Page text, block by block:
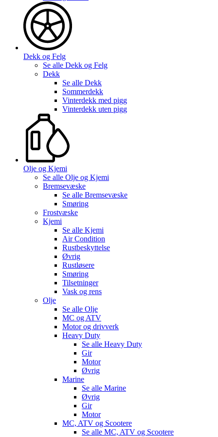
Dekk og Felg
Se alle Dekk og Felg
Dekk
Se alle Dekk
Sommerdekk
Vinterdekk med pigg
Vinterdekk uten pigg
Olje og Kjemi
Se alle Olje og Kjemi
Bremsevæske
Se alle Bremsevæske
Smøring
Frostvæske
Kjemi
Se alle Kjemi
Air Condition
Rustbeskyttelse
Øvrig
Rustløsere
Smøring
Tilsetninger
Vask og rens
Olje
Se alle Olje
MC og ATV
Motor og drivverk
Heavy Duty
Se alle Heavy Duty
Gir
Motor
Øvrig
Marine
Se alle Marine
Øvrig
Gir
Motor
MC, ATV og Scootere
Se alle MC, ATV og Scootere